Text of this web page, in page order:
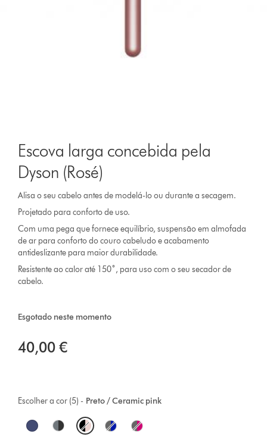
Escova larga concebida pela
Dyson (Rosé)
Alisa o seu cabelo antes de modelá-lo ou durante a secagem.
Projetado para conforto de uso.
Com uma pega que fornece equilíbrio, suspensão em almofada
de ar para conforto do couro cabeludo e acabamento
antideslizante para maior durabilidade.
Resistente ao calor até 150˚, para uso com o seu secador de
cabelo.
Esgotado neste momento
40,00 €
Preto / Ceramic pink
Escolher a cor (5) -
O